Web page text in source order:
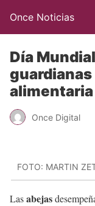
Once Noticias
Día
alimentaria
Once Digital
FOTO: MARTIN
Lasabejas